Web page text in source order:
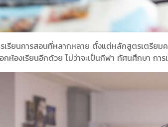
เรียนการสอนที่หลากหลาย ตั้งแต่หลักสูตรเตรีย
กห้องเรียนอีกด้วย ไม่ว่าจะเป็นกีฬา ทัศนศึกษา กา